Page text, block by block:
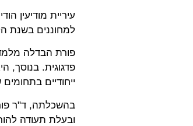
עיריית מודיעין
למחוננים בשנת
פדגוגית. בנוסך,
ייחודיים
בהשכלתה, ד"ר
ובעלת תעודה